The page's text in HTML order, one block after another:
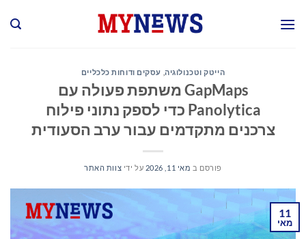
הייטק וטכנולוגיה, עסקים ודוחות כלכליים
GapMaps משתפת פעולה עם
Panolytica כדי לספק נתוני פילוח
צרכנים מתקדמים עבור ערב הסעודית
פורסם ב מאי 11, 2026 על ידי צוות האתר
11
מאי